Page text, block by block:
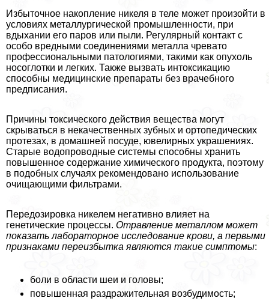
Избыточное накопление никеля в теле может произойти в
условиях металлургической промышленности, при
вдыхании его паров или пыли. Регулярный контакт с
особо вредными соединениями металла чревато
профессиональными патологиями, такими как опухоль
носоглотки и легких. Также вызвать интоксикацию
способны медицинские препараты без врачебного
предписания.
Причины токсического действия вещества могут
скрываться в некачественных зубных и ортопедических
протезах, в домашней посуде, ювелирных украшениях.
Старые водопроводные системы способны хранить
повышенное содержание химического продукта, поэтому
в подобных случаях рекомендовано использование
очищающими фильтрами.
Передозировка никелем негативно влияет на
генетические процессы. Отравление металлом может
показать лабораторное исследование крови, а первыми
признаками переизбытка являются такие симптомы:
боли в области шеи и головы;
повышенная раздражительная возбудимость;